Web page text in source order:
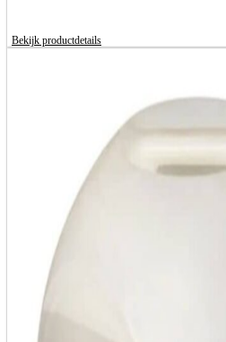
Bekijk productdetails